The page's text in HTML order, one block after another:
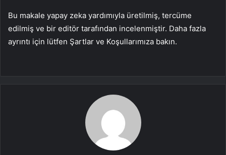
Bu makale yapay zeka yardımıyla üretilmiş, tercüme
edilmiş ve bir editör tarafından incelenmiştir. Daha fazla
ayrıntı için lütfen Şartlar ve Koşullarımıza bakın.